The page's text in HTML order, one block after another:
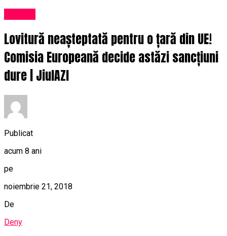
Lovitură neașteptată pentru o țară din UE!
Comisia Europeană decide astăzi sancțiuni
dure | JiulAZI
Publicat
acum 8 ani
pe
noiembrie 21, 2018
De
Deny